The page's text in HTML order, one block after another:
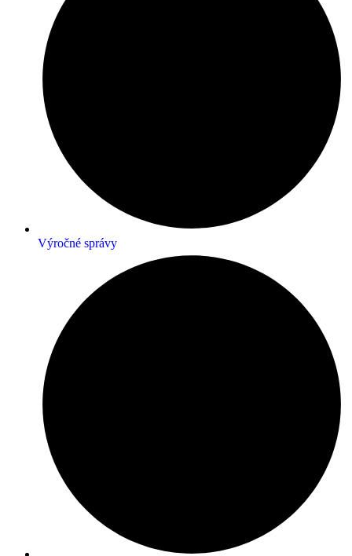
Výročné správy